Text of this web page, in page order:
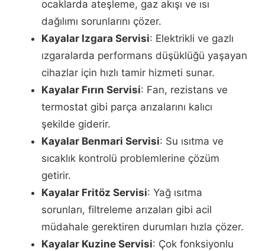
ocaklarda ateşleme, gaz akışı ve ısı
dağılımı sorunlarını çözer.
Kayalar Izgara Servisi: Elektrikli ve gazlı
ızgaralarda performans düşüklüğü yaşayan
cihazlar için hızlı tamir hizmeti sunar.
Kayalar Fırın Servisi: Fan, rezistans ve
termostat gibi parça arızalarını kalıcı
şekilde giderir.
Kayalar Benmari Servisi: Su ısıtma ve
sıcaklık kontrolü problemlerine çözüm
getirir.
Kayalar Fritöz Servisi: Yağ ısıtma
sorunları, filtreleme arızaları gibi acil
müdahale gerektiren durumları hızla çözer.
Kayalar Kuzine Servisi: Çok fonksiyonlu